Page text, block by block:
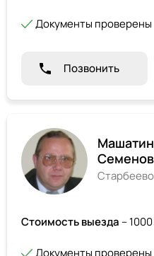
Документы проверены
Позвонить
Старбеево
Стоимость выезда –
Документы проверены